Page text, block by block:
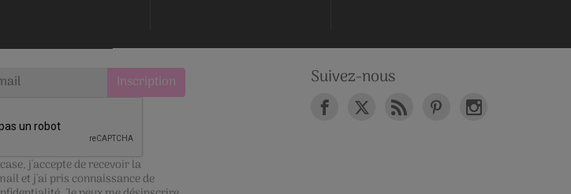
j'accepte de recevoir la
et j'ai pris connaissance de
Suivez-nous